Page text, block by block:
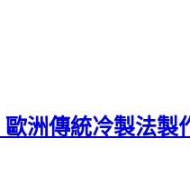
洲傳統冷製法